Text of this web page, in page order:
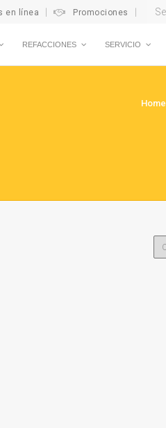
en línea Promociones
REFACCIONES SERVICIO
Home